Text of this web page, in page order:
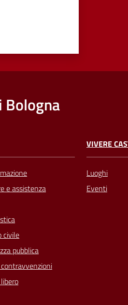
Bologna
e assistenza
civile
pubblica
VIVERE
Luoghi
Eventi